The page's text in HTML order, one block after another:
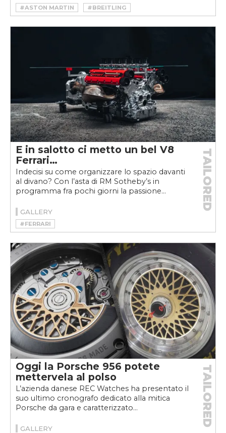
#ASTON MARTIN
#BREITLING
#BREITLING NAVITIMER
E in salotto ci metto un bel V8
Ferrari…
Indecisi su come organizzare lo spazio davanti
al divano? Con l’asta di RM Sotheby’s in
programma fra pochi giorni la passione...
TAILORED
GALLERY
#FERRARI
Oggi la Porsche 956 potete
mettervela al polso
L’azienda danese REC Watches ha presentato il
suo ultimo cronografo dedicato alla mitica
Porsche da gara e caratterizzato...
TAILORED
GALLERY